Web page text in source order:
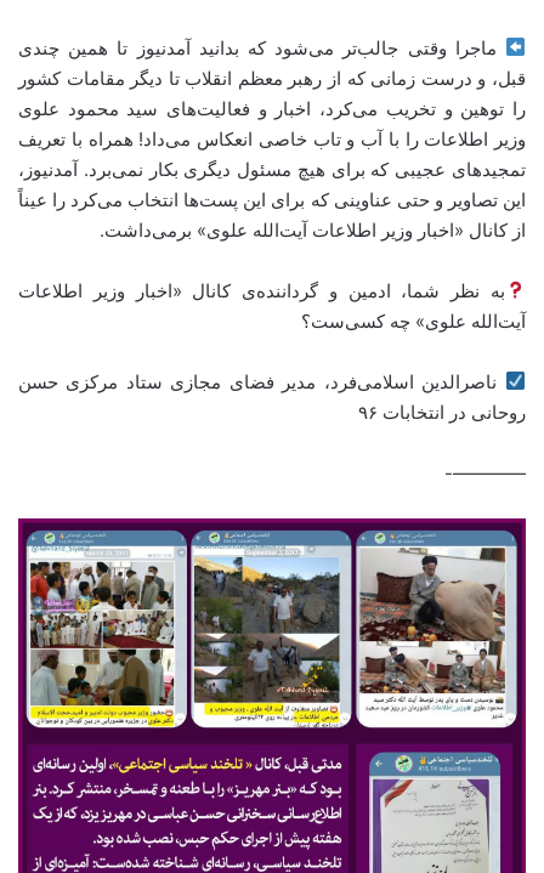
ماجرا وقتی جالب‌تر می‌شود که بدانید آمدنیوز تا همین چندی
قبل، و درست زمانی که از رهبر معظم انقلاب تا دیگر مقامات کشور
را توهین و تخریب می‌کرد، اخبار و فعالیت‌های سید محمود علوی
وزیر اطلاعات را با آب و تاب خاصی انعکاس می‌داد! همراه با تعریف
تمجیدهای عجیبی که برای هیچ مسئول دیگری بکار نمی‌برد. آمدنیوز،
این تصاویر و حتی عناوینی که برای این پست‌ها انتخاب می‌کرد را عیناً
از کانال «اخبار وزیر اطلاعات آیت‌الله علوی» برمی‌داشت.
به نظر شما، ادمین و گرداننده‌ی کانال «اخبار وزیر اطلاعات
آیت‌الله علوی» چه کسی‌ست؟
ناصرالدین اسلامی‌فرد، مدیر فضای مجازی ستاد مرکزی حسن
روحانی در انتخابات ۹۶
————-